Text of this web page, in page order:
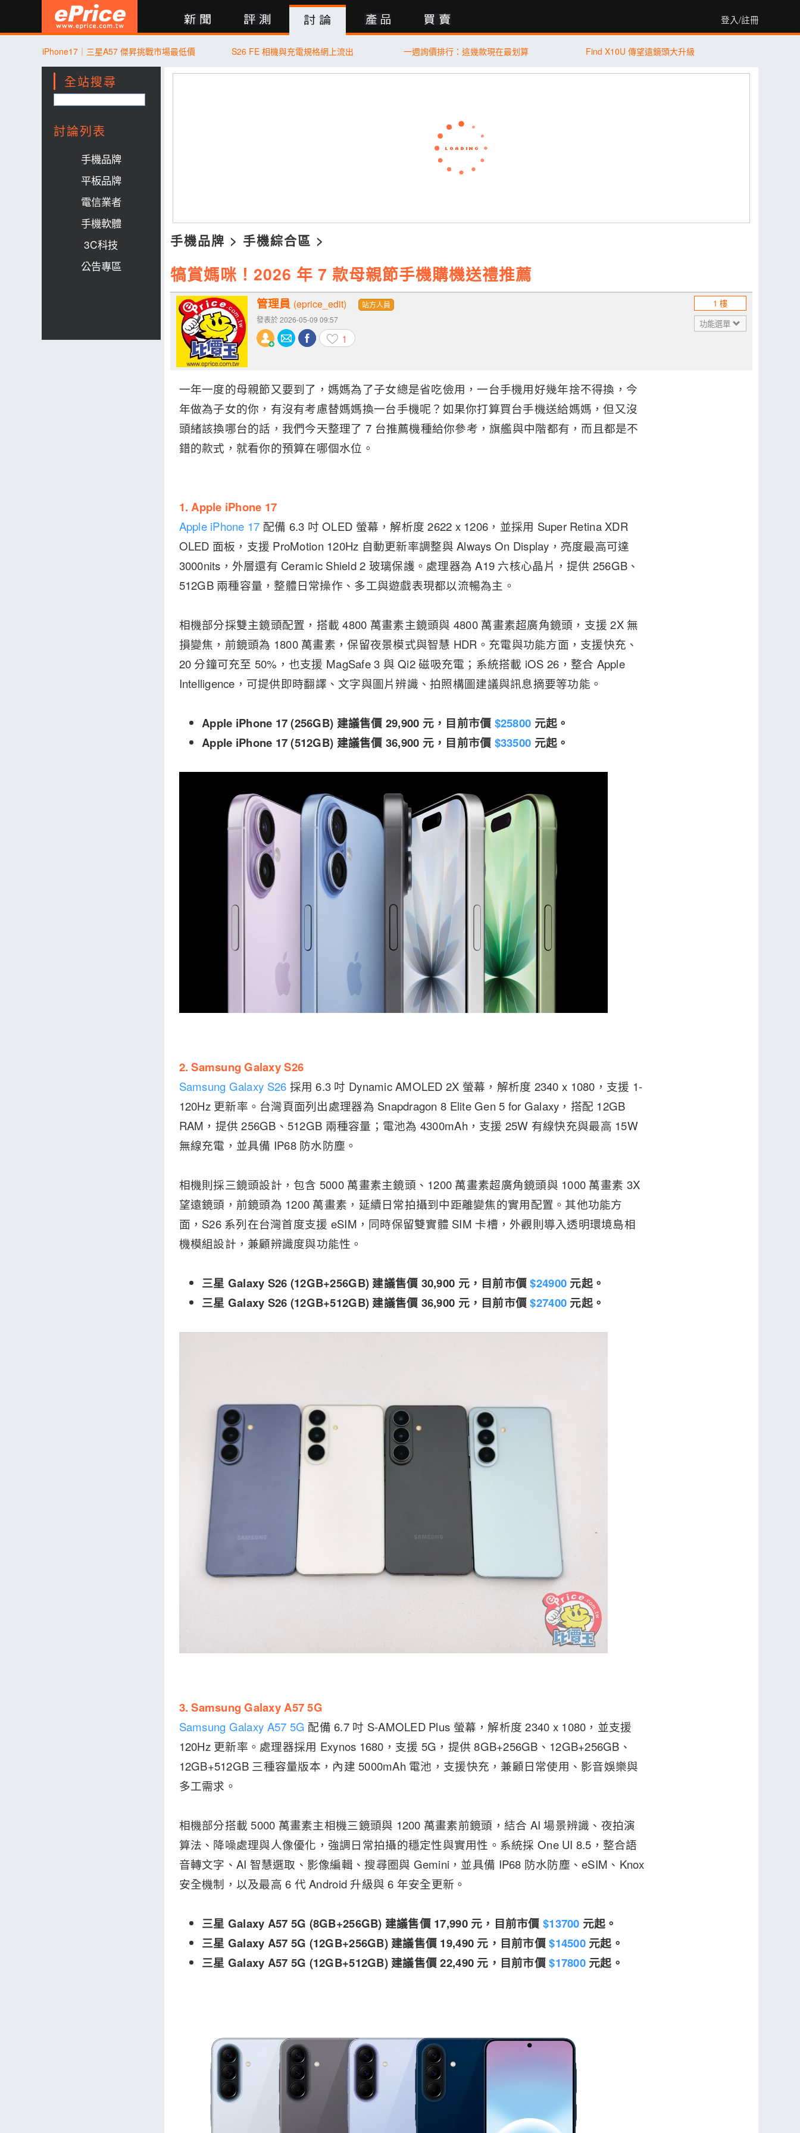
登入/註冊
評測 討論 產品 買賣 登入 行動版
iPhone17｜三星A57 傑昇挑戰市場最低價 S26 FE 相機與充電規格網上流出 一週詢價排行：這幾款現在最划算 Find X10U 傳望遠鏡頭大升級
全站搜尋
討論列表
手機品牌
平板品牌
電信業者
手機軟體
3C科技
公告專區
手機品牌 > 手機綜合區 >
犒賞媽咪！2026 年 7 款母親節手機購機送禮推薦
管理員 (eprice_edit)
站方人員
發表於 2026-05-09 09:57
1
1 樓
功能選單
一年一度的母親節又要到了，媽媽為了子女總是省吃儉用，一台手機用好幾年捨不得換，今
年做為子女的你，有沒有考慮替媽媽換一台手機呢？如果你打算買台手機送給媽媽，但又沒
頭緒該換哪台的話，我們今天整理了 7 台推薦機種給你參考，旗艦與中階都有，而且都是不
錯的款式，就看你的預算在哪個水位。
1. Apple iPhone 17
Apple iPhone 17 配備 6.3 吋 OLED 螢幕，解析度 2622 x 1206，並採用 Super Retina XDR
OLED 面板，支援 ProMotion 120Hz 自動更新率調整與 Always On Display，亮度最高可達
3000nits，外層還有 Ceramic Shield 2 玻璃保護。處理器為 A19 六核心晶片，提供 256GB、
512GB 兩種容量，整體日常操作、多工與遊戲表現都以流暢為主。
相機部分採雙主鏡頭配置，搭載 4800 萬畫素主鏡頭與 4800 萬畫素超廣角鏡頭，支援 2X 無
損變焦，前鏡頭為 1800 萬畫素，保留夜景模式與智慧 HDR。充電與功能方面，支援快充、
20 分鐘可充至 50%，也支援 MagSafe 3 與 Qi2 磁吸充電；系統搭載 iOS 26，整合 Apple
Intelligence，可提供即時翻譯、文字與圖片辨識、拍照構圖建議與訊息摘要等功能。
Apple iPhone 17 (256GB) 建議售價 29,900 元，目前市價 $25800 元起。
Apple iPhone 17 (512GB) 建議售價 36,900 元，目前市價 $33500 元起。
2. Samsung Galaxy S26
Samsung Galaxy S26 採用 6.3 吋 Dynamic AMOLED 2X 螢幕，解析度 2340 x 1080，支援 1-
120Hz 更新率。台灣頁面列出處理器為 Snapdragon 8 Elite Gen 5 for Galaxy，搭配 12GB
RAM，提供 256GB、512GB 兩種容量；電池為 4300mAh，支援 25W 有線快充與最高 15W
無線充電，並具備 IP68 防水防塵。
相機則採三鏡頭設計，包含 5000 萬畫素主鏡頭、1200 萬畫素超廣角鏡頭與 1000 萬畫素 3X
望遠鏡頭，前鏡頭為 1200 萬畫素，延續日常拍攝到中距離變焦的實用配置。其他功能方
面，S26 系列在台灣首度支援 eSIM，同時保留雙實體 SIM 卡槽，外觀則導入透明環境島相
機模組設計，兼顧辨識度與功能性。
三星 Galaxy S26 (12GB+256GB) 建議售價 30,900 元，目前市價$24900 元起。
三星 Galaxy S26 (12GB+512GB) 建議售價 36,900 元，目前市價$27400 元起。
3. Samsung Galaxy A57 5G
Samsung Galaxy A57 5G 配備 6.7 吋 S-AMOLED Plus 螢幕，解析度 2340 x 1080，並支援
120Hz 更新率。處理器採用 Exynos 1680，支援 5G，提供 8GB+256GB、12GB+256GB、
12GB+512GB 三種容量版本，內建 5000mAh 電池，支援快充，兼顧日常使用、影音娛樂與
多工需求。
相機部分搭載 5000 萬畫素主相機三鏡頭與 1200 萬畫素前鏡頭，結合 AI 場景辨識、夜拍演
算法、降噪處理與人像優化，強調日常拍攝的穩定性與實用性。系統採 One UI 8.5，整合語
音轉文字、AI 智慧選取、影像編輯、搜尋圈與 Gemini，並具備 IP68 防水防塵、eSIM、Knox
安全機制，以及最高 6 代 Android 升級與 6 年安全更新。
三星 Galaxy A57 5G (8GB+256GB) 建議售價 17,990 元，目前市價 $13700 元起。
三星 Galaxy A57 5G (12GB+256GB) 建議售價 19,490 元，目前市價$14500元起。
三星 Galaxy A57 5G (12GB+512GB) 建議售價 22,490 元，目前市價$17800元起。